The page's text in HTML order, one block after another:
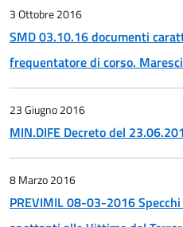
3 Ottobre 2016
SMD 03.10.16 documenti
frequentatore di corso.
23 Giugno 2016
MIN.DIFE Decreto del
8 Marzo 2016
PREVIMIL 08-03-2016